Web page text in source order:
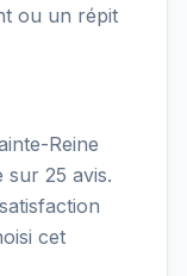
ou un répit
Reine
sur 25 avis.
cet